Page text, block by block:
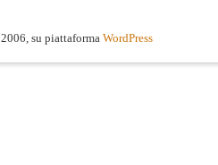
2006, su piattaforma WordPress